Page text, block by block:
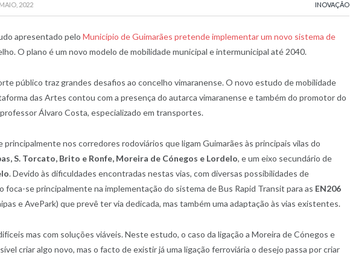
2022 INOVAÇÃO
apresentado pelo Município de Guimarães pretende implementar um novo sistema de
O plano é um novo modelo de mobilidade municipal e intermunicipal até 2040.
público traz grandes desafios ao concelho vimaranense. O novo estudo de mobilidade
das Artes contou com a presença do autarca vimaranense e também do promotor do
Álvaro Costa, especializado em transportes.
principalmente nos corredores rodoviários que ligam Guimarães às principais vilas do
S. Torcato, Brito e Ronfe, Moreira de Cónegos e Lordelo, e um eixo secundário de
. Devido às dificuldades encontradas nestas vias, com diversas possibilidades de
se principalmente na implementação do sistema de Bus Rapid Transit para as EN206
e AvePark) que prevê ter via dedicada, mas também uma adaptação às vias existentes.
mas com soluções viáveis. Neste estudo, o caso da ligação a Moreira de Cónegos e
criar algo novo, mas o facto de existir já uma ligação ferroviária o desejo passa por criar